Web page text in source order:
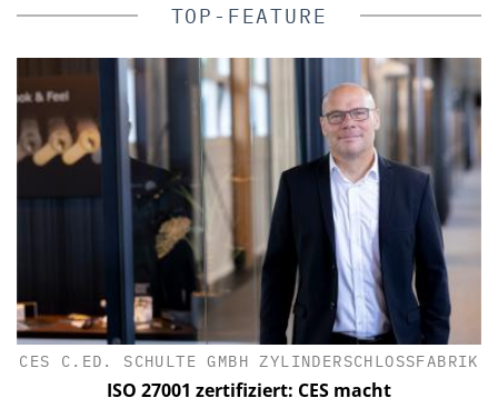
TOP-FEATURE
CES C.ED. SCHULTE GMBH ZYLINDERSCHLOSSFABRIK
ISO 27001 zertifiziert: CES macht